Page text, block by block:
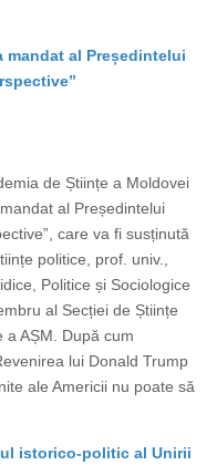
mandat al Președintelui
de Științe a Moldovei
al Președintelui
care va fi susținută
politice, prof. univ.,
Politice și Sociologice
al Secției de Științe
a AȘM. După cum
lui Donald Trump
ale Americii nu poate să
istorico-politic al Unirii